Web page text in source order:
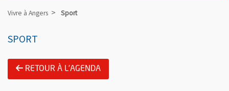
Vivre à Angers Sport
SPORT
RETOUR À L'AGENDA